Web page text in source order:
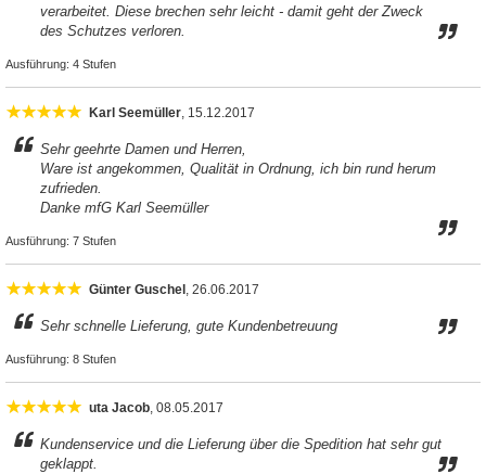
verarbeitet. Diese brechen sehr leicht - damit geht der Zweck
des Schutzes verloren.
Ausführung: 4 Stufen
Karl Seemüller, 15.12.2017
Sehr geehrte Damen und Herren,
Ware ist angekommen, Qualität in Ordnung, ich bin rund herum
zufrieden.
Danke mfG Karl Seemüller
Ausführung: 7 Stufen
Günter Guschel , 26.06.2017
Sehr schnelle Lieferung, gute Kundenbetreuung
Ausführung: 8 Stufen
uta Jacob, 08.05.2017
Kundenservice und die Lieferung über die Spedition hat sehr gut
geklappt.